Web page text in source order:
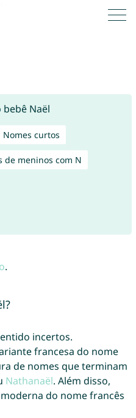
Nomes curtos
de meninos com N
.
incertos.
francesa do nome
de nomes que terminam
Nathanaël. Além disso,
do nome francês